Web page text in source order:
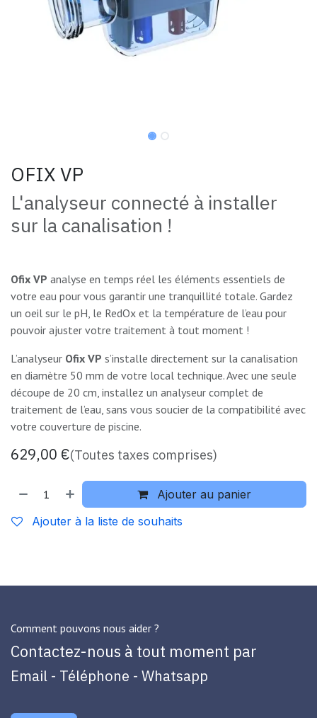
OFIX VP
L'analyseur connecté à installer
sur la canalisation !
Ofix VP analyse en temps réel les éléments essentiels de
votre eau pour vous garantir une tranquillité totale. Gardez
un oeil sur le pH, le RedOx et la température de l’eau pour
pouvoir ajuster votre traitement à tout moment !
L’analyseur Ofix VP s’installe directement sur la canalisation
en diamètre 50 mm de votre local technique. Avec une seule
découpe de 20 cm, installez un analyseur complet de
traitement de l’eau, sans vous soucier de la compatibilité avec
votre couverture de piscine.
629,00 €(Toutes taxes comprises)
Ajouter au panier
Ajouter à la liste de souhaits
Comment pouvons nous aider ?
Contactez-nous à tout moment par
Email - Téléphone - Whatsapp